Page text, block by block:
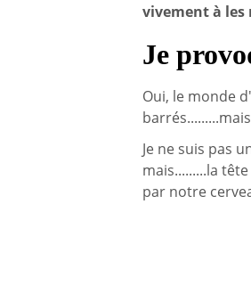
vivement à
Je
Oui, le monde
Je ne suis pas
mais.........la
par notre